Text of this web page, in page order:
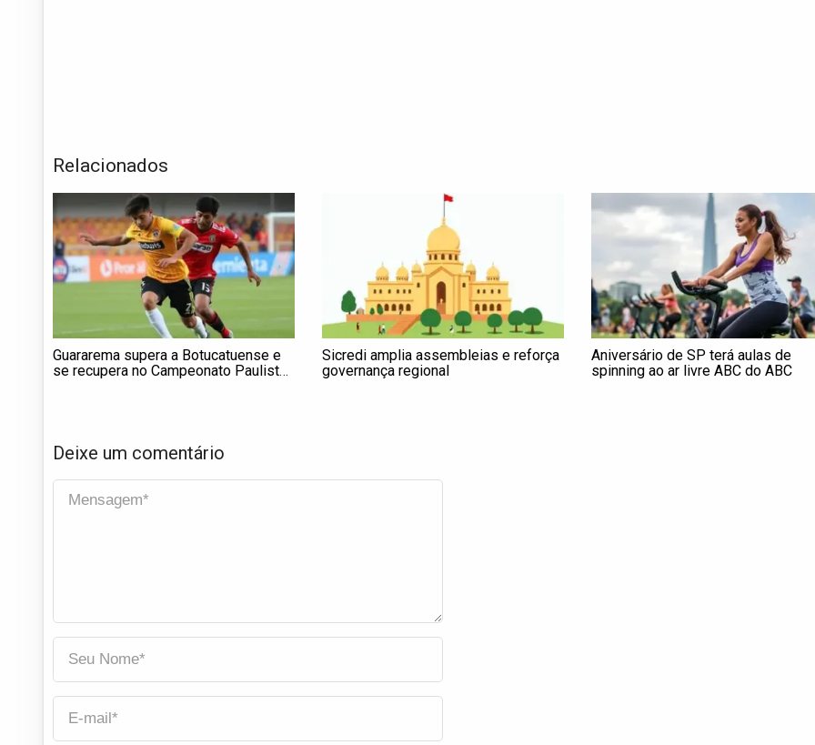
Relacionados
Guararema supera a Botucatuense e
se recupera no Campeonato Paulista
Sicredi amplia assembleias e reforça
governança regional
Aniversário de SP terá aulas de
spinning ao ar livre ABC do ABC
Deixe um comentário